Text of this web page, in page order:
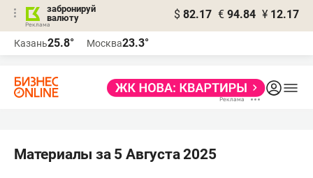
забронируй
валюту
$ 82.17 € 94.84 ¥ 12.17
Казань25.8° Москва23.3°
Материалы за 5 Августа 2025